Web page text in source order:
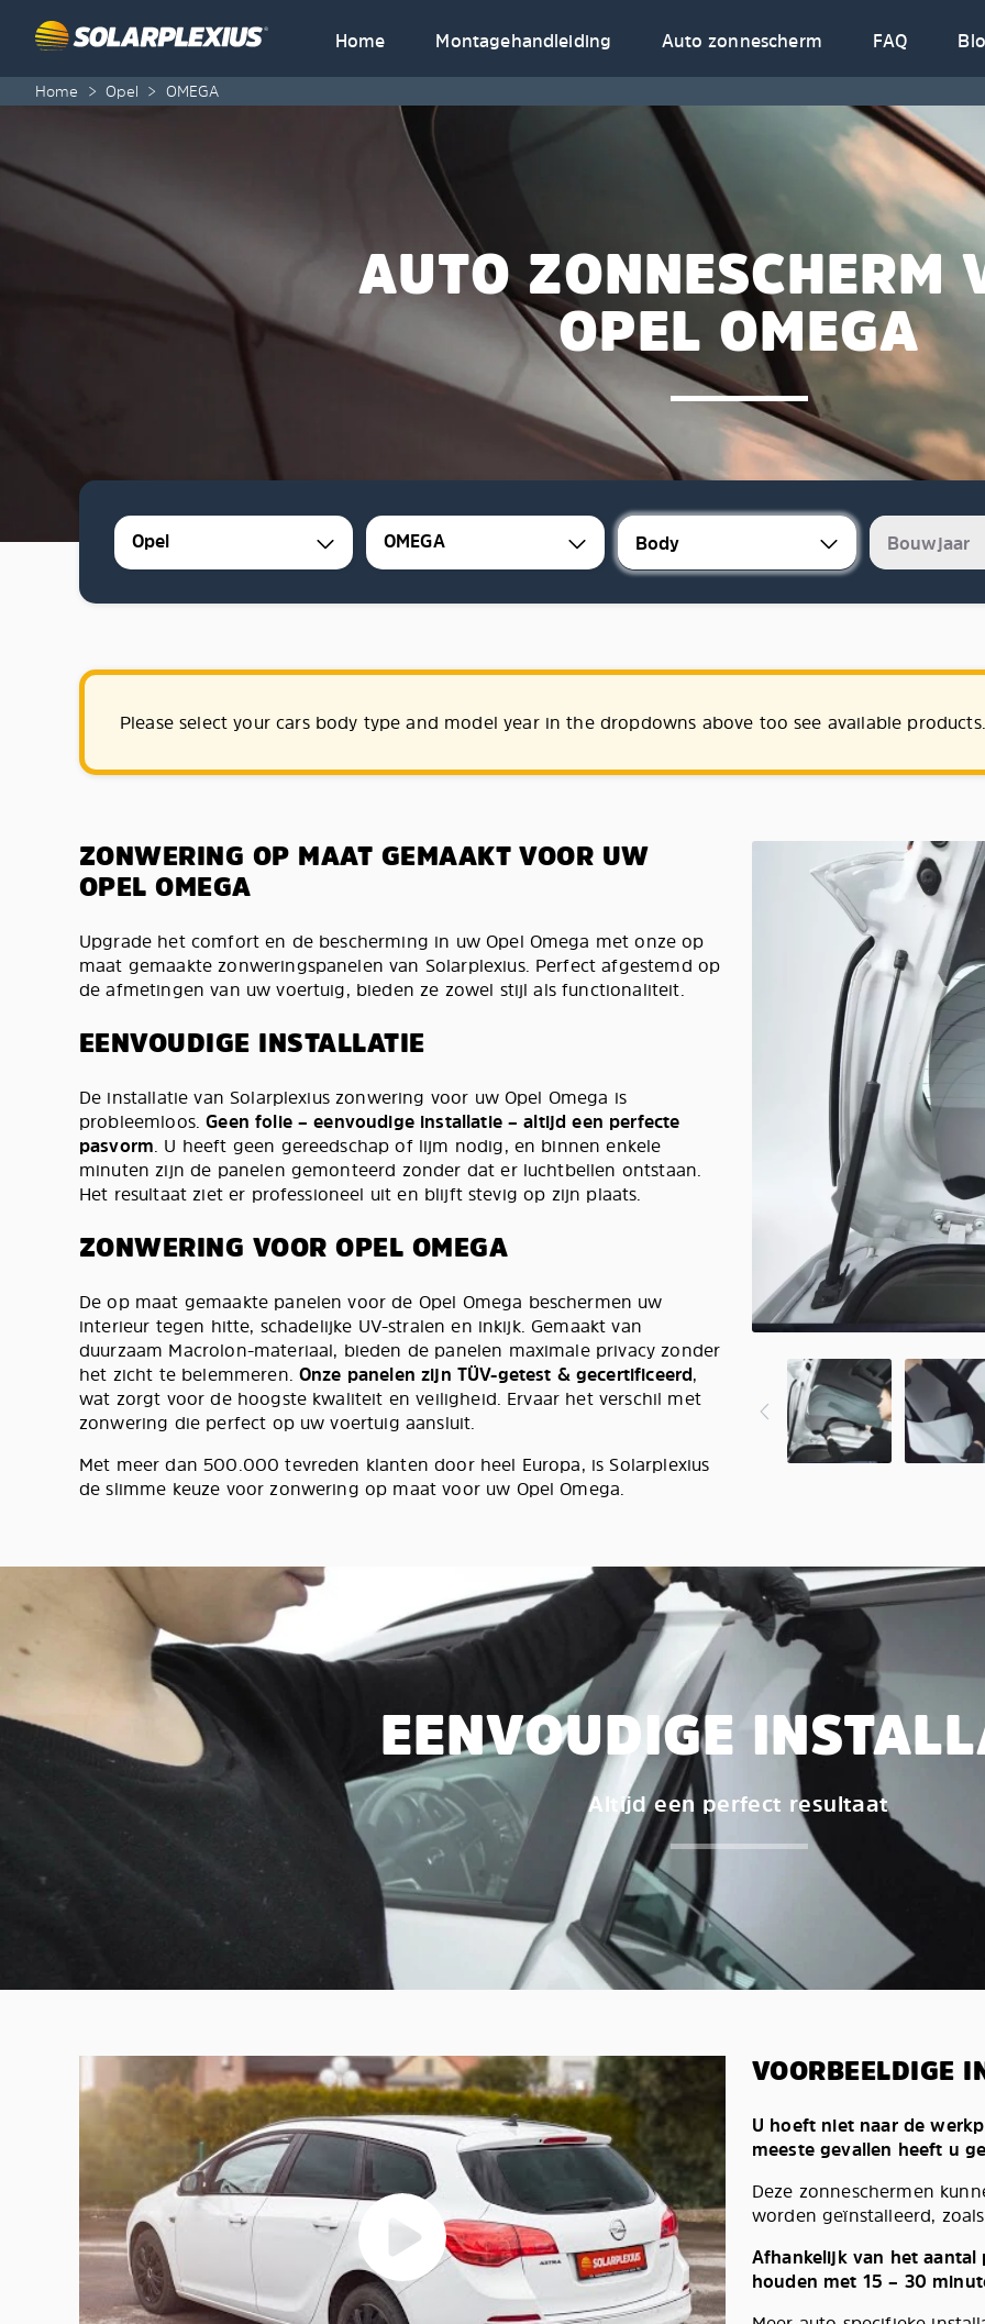
Home
Montagehandleiding Auto zonnescherm FAQ
Home > Opel > OMEGA
AUTO ZONNESCHERM
OPEL OMEGA
Opel OMEGA
Please select your cars body type and model year in the dropdowns above too see available products.
ZONWERING OP MAAT GEMAAKT VOOR UW
OPEL OMEGA
Upgrade het comfort en de bescherming in uw Opel Omega met onze op
maat gemaakte zonweringspanelen van Solarplexius. Perfect afgestemd op
de afmetingen van uw voertuig, bieden ze zowel stijl als functionaliteit.
EENVOUDIGE INSTALLATIE
De installatie van Solarplexius zonwering voor uw Opel Omega is
probleemloos.Geen folie – eenvoudige installatie – altijd een perfecte
pasvorm. U heeft geen gereedschap of lijm nodig, en binnen enkele
minuten zijn de panelen gemonteerd zonder dat er luchtbellen ontstaan.
Het resultaat ziet er professioneel uit en blijft stevig op zijn plaats.
ZONWERING VOOR OPEL OMEGA
De op maat gemaakte panelen voor de Opel Omega beschermen uw
interieur tegen hitte, schadelijke UV-stralen en inkijk. Gemaakt van
duurzaam Macrolon-materiaal, bieden de panelen maximale privacy zonder
het zicht te belemmeren.Onze panelen zijn TÜV-getest & gecertificeerd,
wat zorgt voor de hoogste kwaliteit en veiligheid. Ervaar het verschil met
zonwering die perfect op uw voertuig aansluit.
Met meer dan 500.000 tevreden klanten door heel Europa, is Solarplexius
de slimme keuze voor zonwering op maat voor uw Opel Omega.
EENVOUDIGE
Altijd een perfect resultaat
VOORBEELDIGE
U hoeft niet naar de
meeste gevallen heeft u
Deze zonneschermen
worden geïnstalleerd,
Afhankelijk van het
houden met 15 – 30